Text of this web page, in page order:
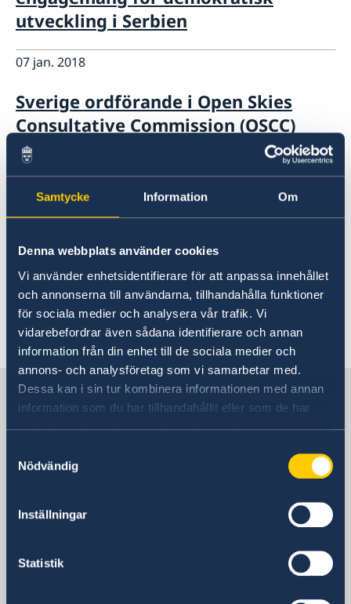
Samtycke Information Om
Denna webbplats använder cookies
Vi använder enhetsidentifierare för att anpassa innehållet
och annonserna till användarna, tillhandahålla funktioner
för sociala medier och analysera vår trafik. Vi
vidarebefordrar även sådana identifierare och annan
information från din enhet till de sociala medier och
annons- och analysföretag som vi samarbetar med.
Dessa kan i sin tur kombinera informationen med annan
information som du har tillhandahållit eller som de har
samlat in när du har använt deras tjänster.
Nödvändig
Inställningar
Statistik
Länkar (till bl.a. EU:s uttalanden i OSSE)
utveckling i Serbien
07 jan. 2018
Sverige ordförande i Open Skies
Consultative Commission (OSCC)
01 jan. 2018
Italien ny ordförande i OSSE
04 sep. 2017
Välkommen Ambassadör Ulrika
Funered
« 1 2 ... 5 6 7 8 9
Sverige i OSSE
1090 Wien
Sveriges ständiga delegation vid